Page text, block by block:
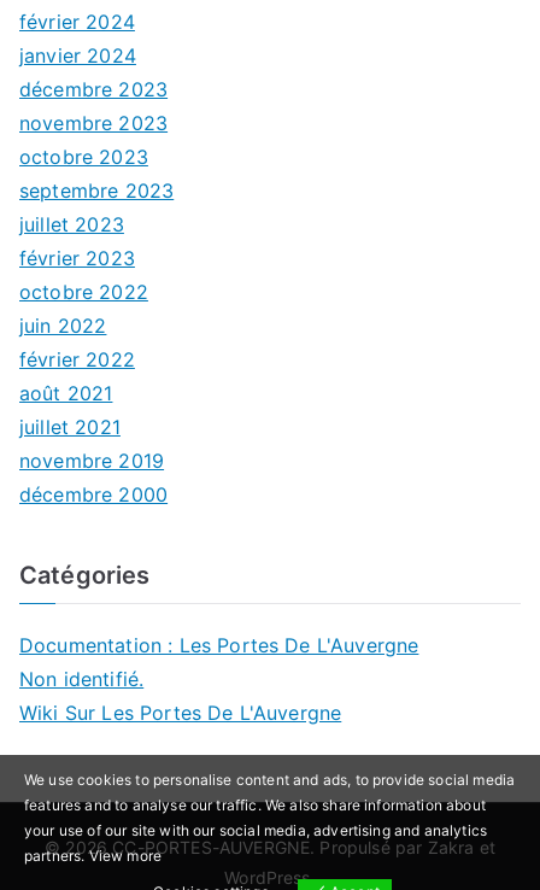
février 2024
janvier 2024
décembre 2023
novembre 2023
octobre 2023
septembre 2023
juillet 2023
février 2023
octobre 2022
juin 2022
février 2022
août 2021
juillet 2021
novembre 2019
décembre 2000
Catégories
Documentation : Les Portes De L'Auvergne
Non identifié.
Wiki Sur Les Portes De L'Auvergne
© 2026 CC-PORTES-AUVERGNE. Propulsé par Zakra et
WordPress.
We use cookies to personalise content and ads, to provide social media
features and to analyse our traffic. We also share information about
your use of our site with our social media, advertising and analytics
partners.View more